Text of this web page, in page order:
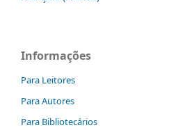
Informações
Para Leitores
Para Autores
Para Bibliotecários